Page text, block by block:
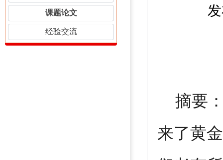
课题论文
经验交流
摘要：
来了黄